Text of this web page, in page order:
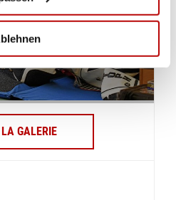
GALERIE